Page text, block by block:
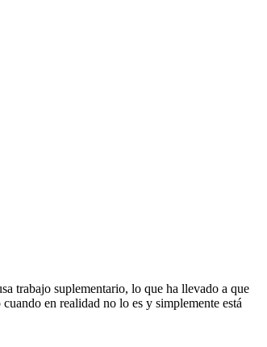
trabajo suplementario, lo que ha llevado a que
en realidad no lo es y simplemente está